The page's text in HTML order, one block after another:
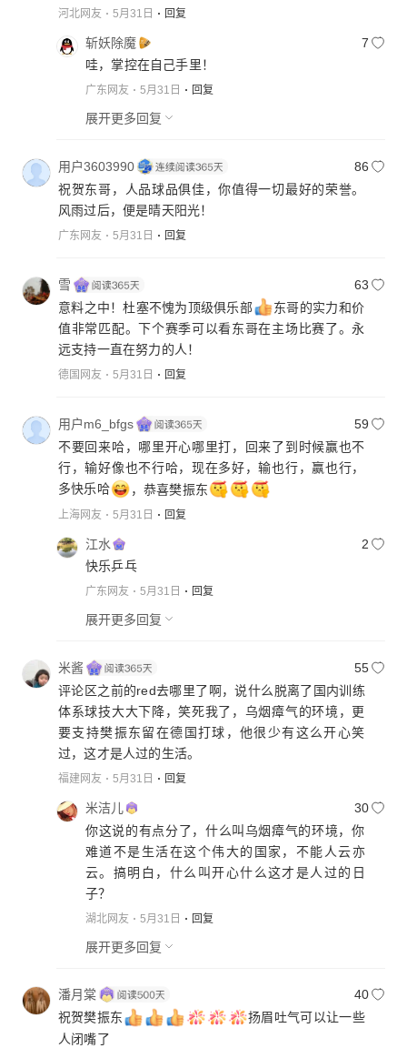
河北网友 5月31日 回复
斩妖除魔
7
哇，掌控在自己手里！
广东网友 5月31日 回复
展开更多回复
用户3603990
86
祝贺东哥，人品球品俱佳，你值得一切最好的荣誉。
风雨过后，便是晴天阳光！
广东网友 5月31日 回复
雪
63
意料之中！杜塞不愧为顶级俱乐部
东哥的实力和价
值非常匹配。下个赛季可以看东哥在主场比赛了。永
远支持一直在努力的人！
德国网友 5月31日 回复
用户m6_bfgs
59
不要回来哈，哪里开心哪里打，回来了到时候赢也不
行，输好像也不行哈，现在多好，输也行，赢也行，
多快乐哈
，恭喜樊振东
上海网友 5月31日 回复
江水
2
快乐乒乓
广东网友 5月31日 回复
展开更多回复
米酱
55
评论区之前的red去哪里了啊，说什么脱离了国内训练
体系球技大大下降，笑死我了，乌烟瘴气的环境，更
要支持樊振东留在德国打球，他很少有这么开心笑
过，这才是人过的生活。
福建网友 5月31日 回复
米洁儿
30
你这说的有点分了，什么叫乌烟瘴气的环境，你
难道不是生活在这个伟大的国家，不能人云亦
云。搞明白，什么叫开心什么这才是人过的日
子？
湖北网友 5月31日 回复
展开更多回复
潘月棠
40
祝贺樊振东
扬眉吐气可以让一些
人闭嘴了